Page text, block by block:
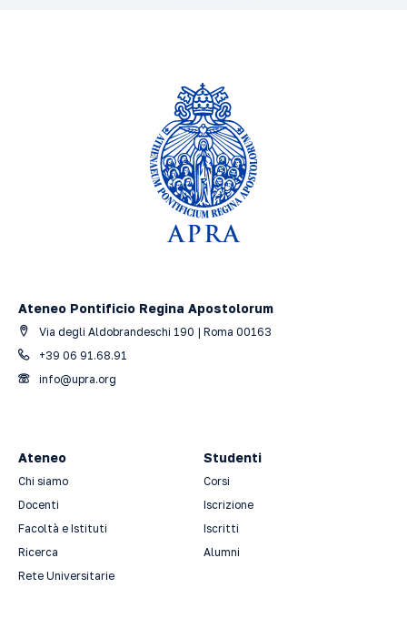
Ateneo Pontificio Regina Apostolorum
Via degli Aldobrandeschi 190 | Roma 00163
+39 06 91.68.91
info@upra.org
Ateneo
Chi siamo
Docenti
Facoltà e Istituti
Ricerca
Rete Universitarie
Studenti
Corsi
Iscrizione
Iscritti
Alumni